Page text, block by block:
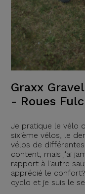
Graxx
- Roues
Je pratique le vélo
sixième vélos, le
vélos de
content, mais j'ai
rapport à l'autre
apprécié le
cyclo et je suis le